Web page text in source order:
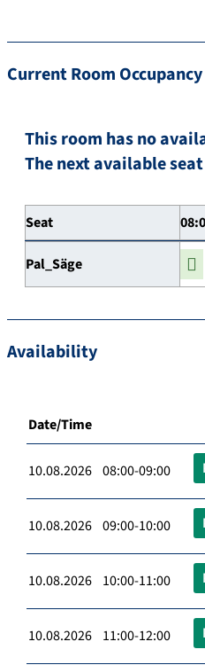
Current Room Occupancy
This room has no
The next available
Seat
Pal_Säge
Availability
Date/Time
10.08.2026 08:00-09:00
10.08.2026 09:00-10:00
10.08.2026 10:00-11:00
10.08.2026 11:00-12:00